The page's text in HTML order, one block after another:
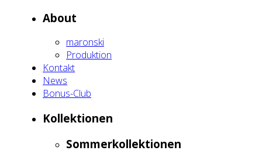
About
maron­ski
Pro­duk­ti­on
Kon­takt
News
Bonus-Club
Kol­lek­tio­nen
Som­mer­kol­lek­tio­nen